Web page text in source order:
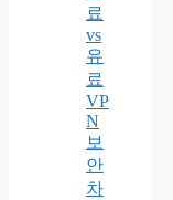
료
vs
유
료
VP
N
보
안
차